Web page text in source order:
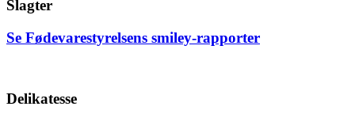
Slagter
Se Fødevarestyrelsens smiley-rapporter
Delikatesse